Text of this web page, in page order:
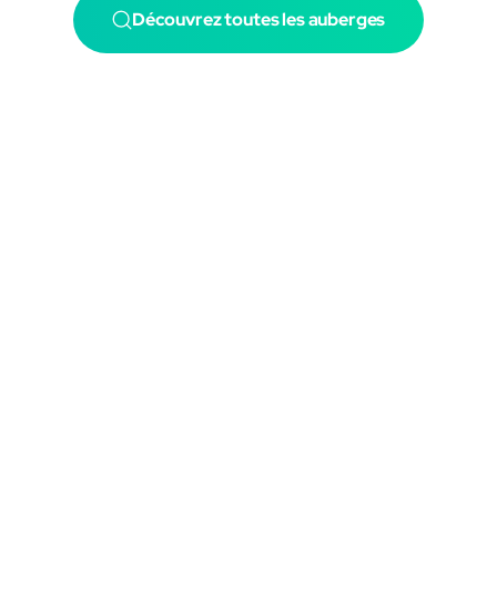
Découvrez toutes les auberges